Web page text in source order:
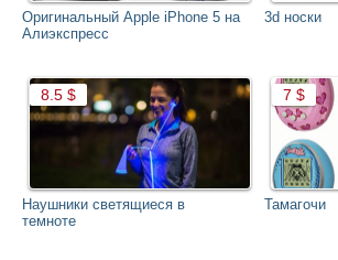
Оригинальный Apple iPhone 5 на
Алиэкспресс
3d носки
Наушники светящиеся в
темноте
Тамагочи